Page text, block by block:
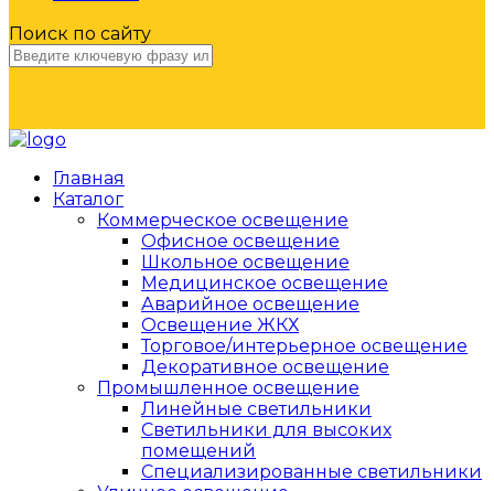
Поиск по сайту
Главная
Каталог
Коммерческое освещение
Офисное освещение
Школьное освещение
Медицинское освещение
Аварийное освещение
Освещение ЖКХ
Торговое/интерьерное освещение
Декоративное освещение
Промышленное освещение
Линейные светильники
Светильники для высоких
помещений
Специализированные светильники